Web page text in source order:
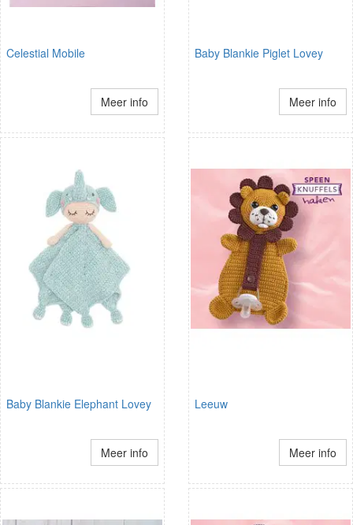
Celestial Mobile
Meer info
Baby Blankie Piglet Lovey
Meer info
Baby Blankie Elephant Lovey
Meer info
Leeuw
Meer info